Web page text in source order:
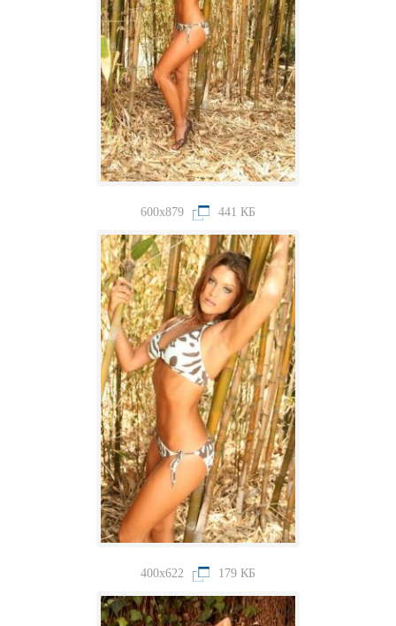
600x879 441 КБ
400x622 179 КБ